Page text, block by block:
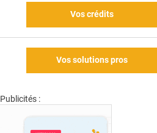
Vos crédits
Vos solutions pros
Publicités :